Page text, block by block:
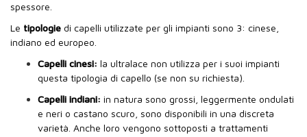
spessore.
Le tipologie di capelli utilizzate per gli impianti sono 3: cinese,
indiano ed europeo.
Capelli cinesi: la ultralace non utilizza per i suoi impianti
questa tipologia di capello (se non su richiesta).
Capelli indiani: in natura sono grossi, leggermente ondulati
e neri o castano scuro, sono disponibili in una discreta
varietà. Anche loro vengono sottoposti a trattamenti